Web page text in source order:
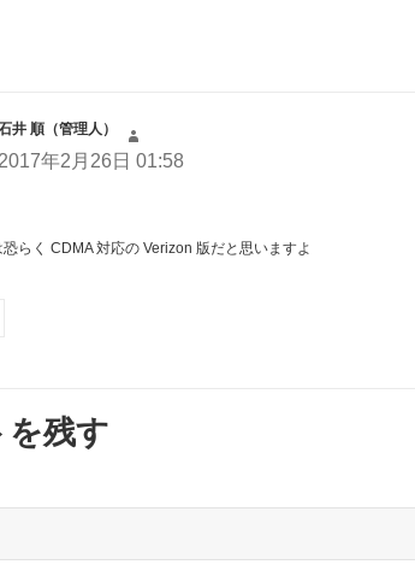
井 順（管理人）
り:
2017年2月26日 01:58
らく CDMA 対応の Verizon 版だと思いますよ
を残す